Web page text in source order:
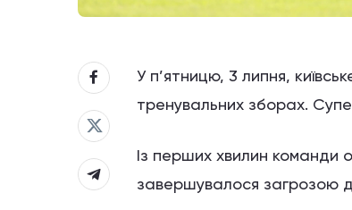
У п’ятницю, 3 липня,
тренувальних зборах.
Із перших хвилин команди
завершувалося загрозою